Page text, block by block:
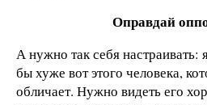
Оправдай
А нужно так себя настраивать:
бы хуже вот этого человека,
обличает. Нужно видеть его